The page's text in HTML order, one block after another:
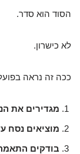
הסוד הוא סדר.
לא כישרון.
ככה זה נראה
מגדירים את
מוציאים נסח
בודקים